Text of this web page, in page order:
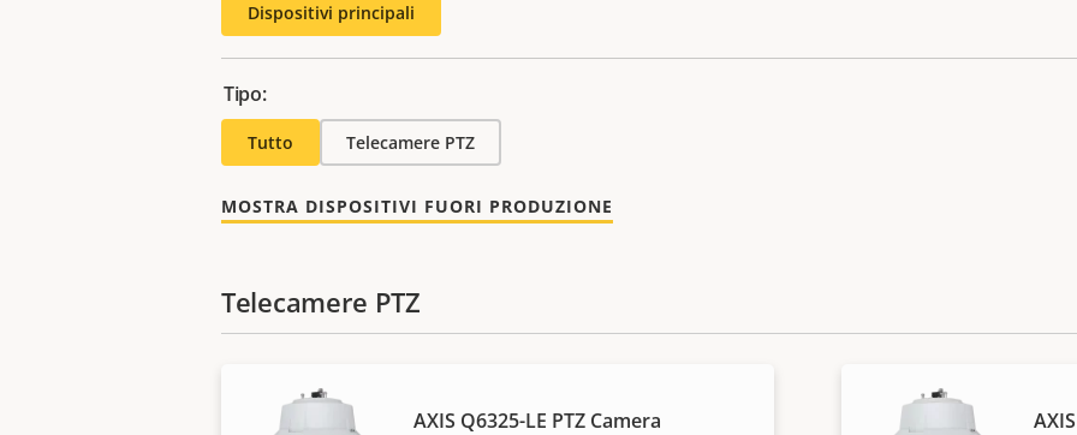
Dispositivi principali
Tipo:
Tutto Telecamere PTZ
MOSTRA DISPOSITIVI FUORI PRODUZIONE
Telecamere PTZ
AXIS Q6325-LE PTZ Camera